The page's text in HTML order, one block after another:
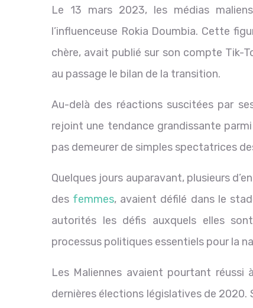
Le 13 mars 2023, les médias
l’influenceuse Rokia Doumbia. Cette
chère, avait publié sur son compte Tik-
au passage le bilan de la transition.
Au-delà des réactions suscitées par
rejoint une tendance grandissante
pas demeurer de simples spectatrices
Quelques jours auparavant, plusieurs
des femmes, avaient défilé dans le
autorités les défis auxquels elles
processus politiques essentiels pour la
Les Maliennes avaient pourtant réussi à
dernières élections législatives de